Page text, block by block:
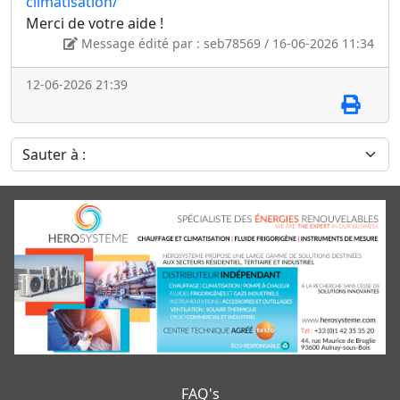
Merci de votre aide !
Message édité par : seb78569 / 16-06-2026 11:34
12-06-2026 21:39
Sauter à :
FAQ's